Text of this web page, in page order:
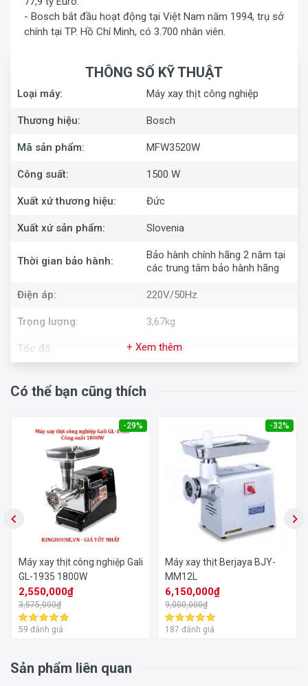
- Bosch bắt đầu hoạt động tại Việt Nam năm 1994, trụ sở
chính tại TP. Hồ Chí Minh, có 3.700 nhân viên.
THÔNG SỐ KỸ THUẬT
Loại máy: Máy xay thịt công nghiệp
Thương hiệu: Bosch
Mã sản phẩm: MFW3520W
Công suất: 1500 W
Xuất xứ thương hiệu: Đức
Xuất xứ sản phẩm: Slovenia
Thời gian bảo hành:
Bảo hành chính hãng 2 năm tại
các trung tâm bảo hành hãng
Điện áp: 220V/50Hz
Trọng lượng: 3,67kg
Tốc độ: 1 tốc độ
+ Xem thêm
Có thể bạn cũng thích
-29%
Máy xay thịt công nghiệp Gali
GL-1935 1800W
2,550,000₫
3,575,000₫
59 đánh giá
-32%
Máy xay thịt Berjaya BJY-
MM12L
6,150,000₫
9,000,000₫
187 đánh giá
Sản phẩm liên quan